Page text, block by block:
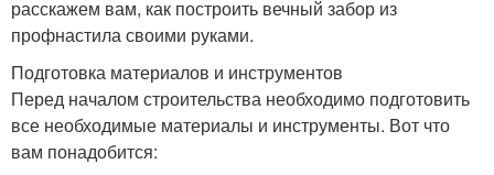
расскажем вам, как построить вечный забор из
профнастила своими руками.
Подготовка материалов и инструментов
Перед началом строительства необходимо подготовить
все необходимые материалы и инструменты. Вот что
вам понадобится: